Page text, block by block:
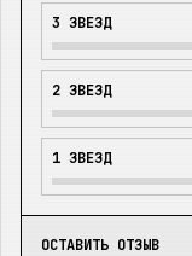
3 ЗВЕЗД
2 ЗВЕЗД
1 ЗВЕЗД
ОСТАВИТЬ ОТЗЫВ